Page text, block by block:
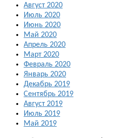
Август 2020
Июль 2020
Июнь 2020
Май 2020
Апрель 2020
Март 2020
Февраль 2020
Январь 2020
Декабрь 2019
Сентябрь 2019
Август 2019
Июль 2019
Май 2019